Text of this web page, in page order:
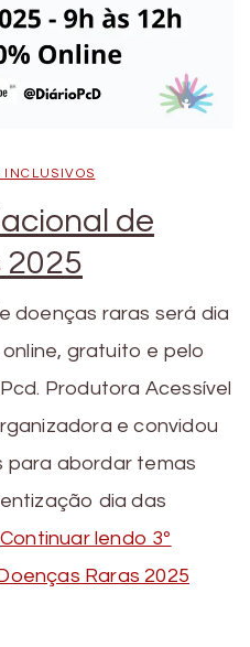
INCLUSIVOS
de
2025
doenças raras será dia
gratuito e pelo
Produtora Acessível
e convidou
para abordar temas
dia das
Continuar lendo 3º
Raras 2025